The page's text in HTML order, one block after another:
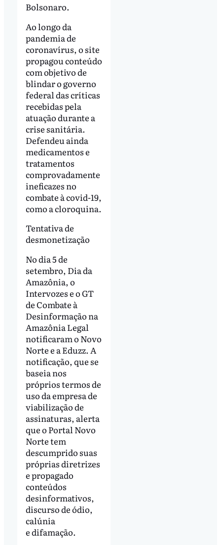
Bolsonaro.
Ao longo da
pandemia de
coronavírus, o site
propagou conteúdo
com objetivo de
blindar o governo
federal das críticas
recebidas pela
atuação durante a
crise sanitária.
Defendeu ainda
medicamentos e
tratamentos
comprovadamente
ineficazes no
combate à covid-19,
como a cloroquina.
Tentativa de
desmonetização
No dia 5 de
setembro, Dia da
Amazônia, o
Intervozes e o GT
de Combate à
Desinformação na
Amazônia Legal
notificaram o Novo
Norte e a Eduzz. A
notificação, que se
baseia nos
próprios termos de
uso da empresa de
viabilização de
assinaturas, alerta
que o Portal Novo
Norte tem
descumprido suas
próprias diretrizes
e propagado
conteúdos
desinformativos,
discurso de ódio,
calúnia
e difamação.